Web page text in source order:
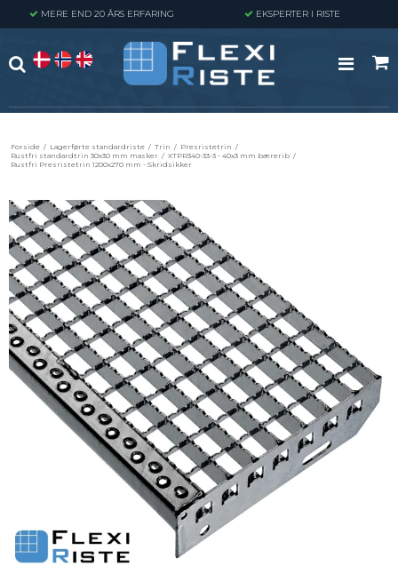
MERE END 20 ÅRS ERFARING EKSPERTER I RISTE
Forside / Lagerførte standardriste / Trin / Presristetrin /
Rustfri standardtrin 30x30 mm masker / XTPR340-33-3 - 40x3 mm bærerib /
Rustfri Presristetrin 1200x270 mm - Skridsikker